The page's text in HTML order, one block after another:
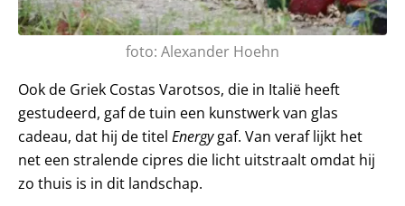
foto: Alexander Hoehn
Ook de Griek Costas Varotsos, die in Italië heeft
gestudeerd, gaf de tuin een kunstwerk van glas
cadeau, dat hij de titel Energygaf. Van veraf lijkt het
net een stralende cipres die licht uitstraalt omdat hij
zo thuis is in dit landschap.